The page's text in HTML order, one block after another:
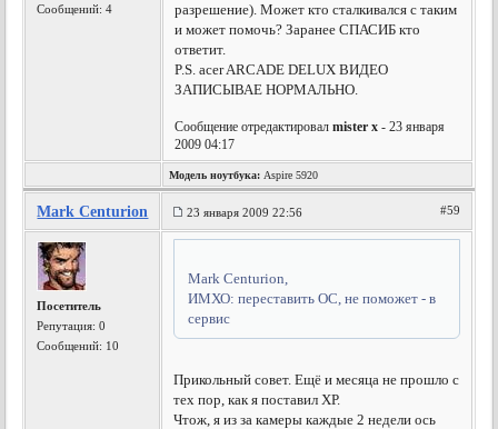
Сообщений: 4
разрешение). Может кто сталкивался с таким
и может помочь? Заранее СПАСИБ кто
ответит.
P.S. acer ARCADE DELUX ВИДЕО
ЗАПИСЫВАЕ НОРМАЛЬНО.
Сообщение отредактировалmister x - 23 января
2009 04:17
Модель ноутбука: Aspire 5920
Mark Centurion 23 января 2009 22:56 #59
Посетитель
Репутация:0
Сообщений: 10
Mark Centurion,
ИМХО: переставить ОС, не поможет - в
сервис
Прикольный совет. Ещё и месяца не прошло с
тех пор, как я поставил ХР.
Чтож, я из за камеры каждые 2 недели ось